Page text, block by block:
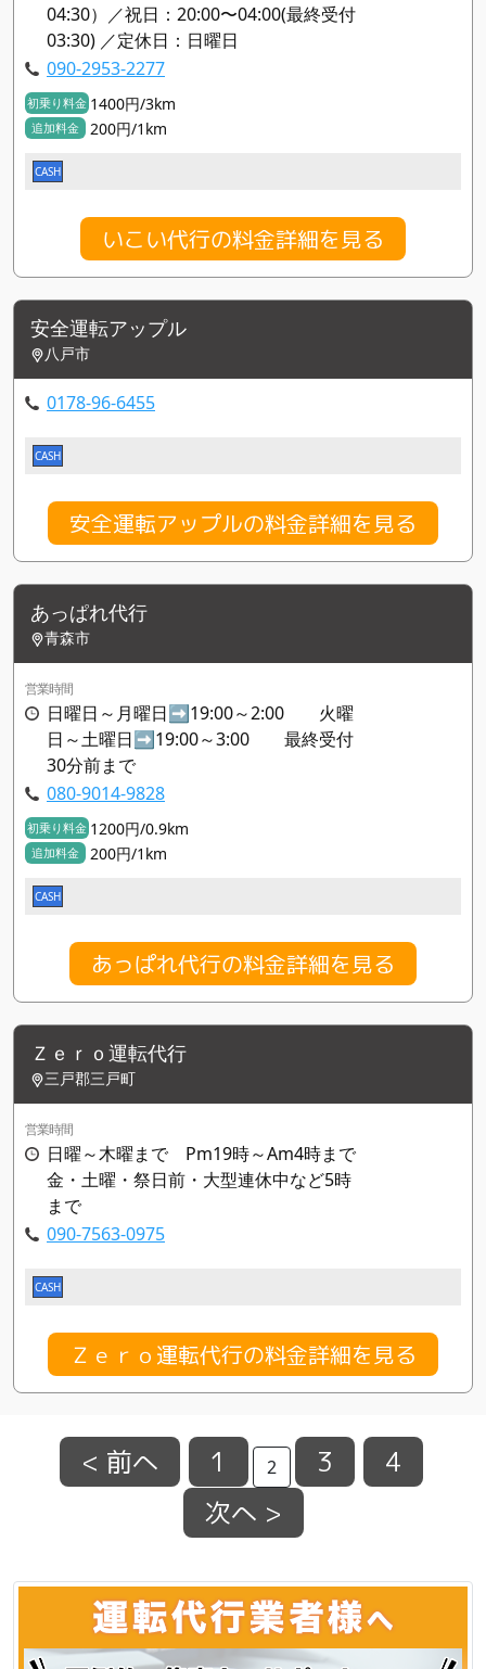
04:30）／祝日：20:00〜04:00(最終受付
03:30) ／定休日：日曜日
090-2953-2277
初乗り料金 1400円/3km
追加料金 200円/1km
CASH
いこい代行の料金詳細を見る
安全運転アップル
八戸市
0178-96-6455
CASH
安全運転アップルの料金詳細を見る
あっぱれ代行
青森市
営業時間
日曜日～月曜日➡️19:00～2:00 火曜
日～土曜日➡️19:00～3:00 最終受付
30分前まで
080-9014-9828
初乗り料金 1200円/0.9km
追加料金 200円/1km
CASH
あっぱれ代行の料金詳細を見る
Ｚｅｒｏ運転代行
三戸郡三戸町
営業時間
日曜～木曜まで Pm19時～Am4時まで
金・土曜・祭日前・大型連休中など5時
まで
090-7563-0975
CASH
Ｚｅｒｏ運転代行の料金詳細を見る
< 前へ 1 2 3
4
次へ >